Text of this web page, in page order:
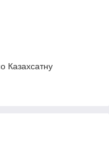
Казахсатну